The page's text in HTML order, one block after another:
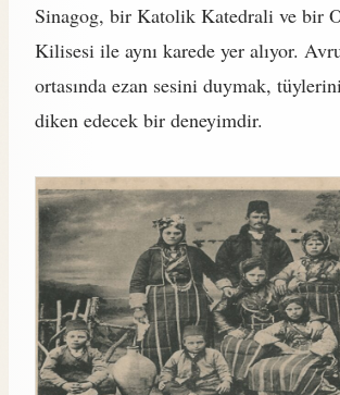
Sinagog, bir Katolik Katedrali ve bir
Kilisesi ile aynı karede yer alıyor.
ortasında ezan sesini duymak,
diken edecek bir deneyimdir.